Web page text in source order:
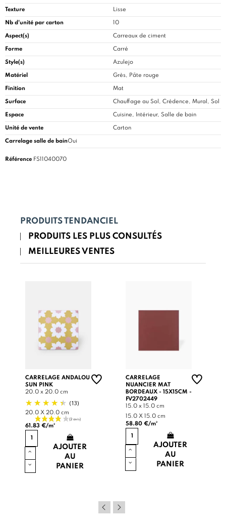
Texture Lisse
Nb d'unité par carton 10
Aspect(s) Carreaux de ciment
Forme Carré
Style(s) Azulejo
Matériel Grès, Pâte rouge
Finition Mat
Surface Chauffage au Sol, Crédence, Mural, Sol
Espace Cuisine, Intérieur, Salle de bain
Unité de vente Carton
Carrelage salle de bainOui
Référence FS11040070
PRODUITS TENDANCIEL
PRODUITS LES PLUS CONSULTÉS
MEILLEURES VENTES
CARRELAGE ANDALOU
SUN PINK
20.0 x 20.0 cm
(13)
20.0 X 20.0 cm
61.83 €/m²
AJOUTER
AU
PANIER
CARRELAGE
NUANCIER MAT
BORDEAUX - 15X15CM -
FV2702449
15.0 x 15.0 cm
15.0 X 15.0 cm
58.80 €/m²
AJOUTER
AU
PANIER